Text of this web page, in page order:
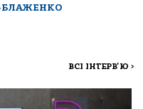
БЛАЖЕНКО
ВСІ ІНТЕРВ'Ю >